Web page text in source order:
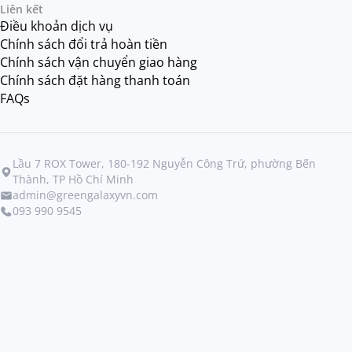
Liên kết
Điều khoản dịch vụ
Chính sách đổi trả hoàn tiền
Chính sách vận chuyển giao hàng
Chính sách đặt hàng thanh toán
FAQs
Lầu 7 ROX Tower, 180-192 Nguyễn Công Trứ, phường Bến
Thành, TP Hồ Chí Minh
admin@greengalaxyvn.com
093 990 9545